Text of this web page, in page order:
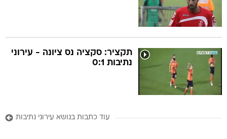
תקציר: סקציה נס ציונה - עירוני
נתיבות 0:1
עוד כתבות בנושא עירוני נתיבות